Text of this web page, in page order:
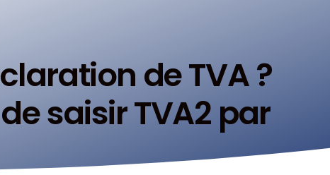
de TVA ?
saisir TVA2 par